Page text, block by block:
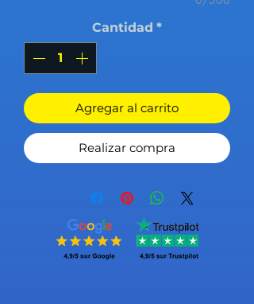
Cantidad *
Agregar al carrito
Realizar compra